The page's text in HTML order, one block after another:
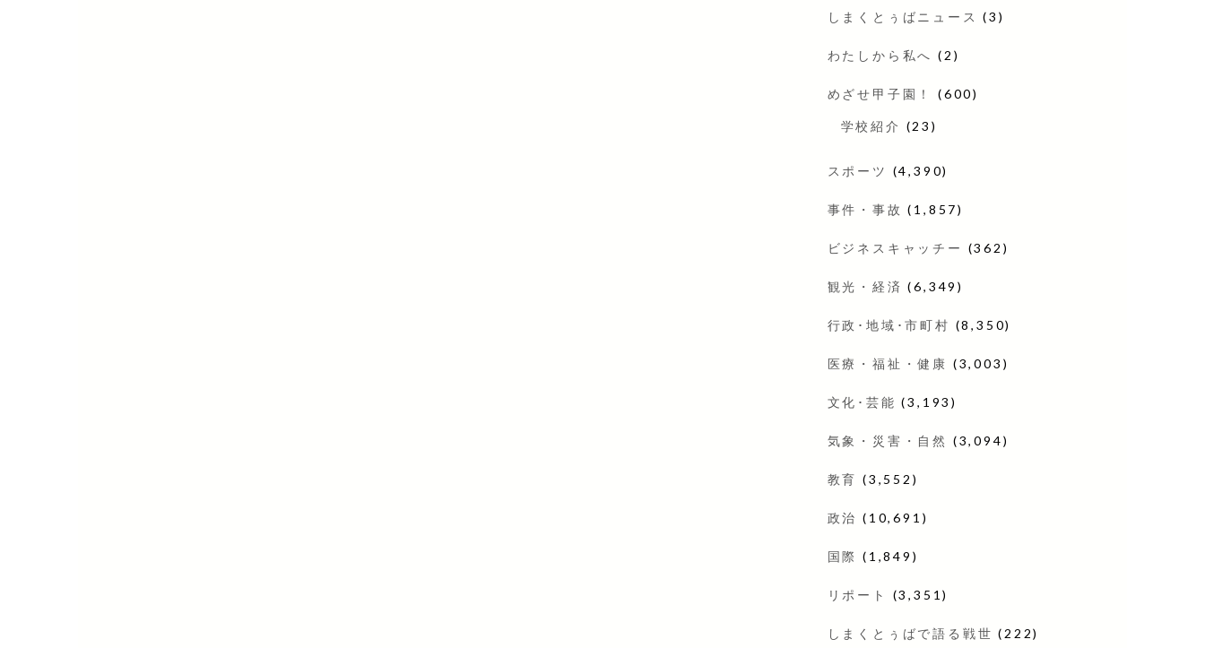
しまくとぅばニュース (3)
わたしから私へ (2)
めざせ甲子園！ (600)
学校紹介 (23)
スポーツ (4,390)
事件・事故 (1,857)
ビジネスキャッチー (362)
観光・経済 (6,349)
行政･地域･市町村 (8,350)
医療・福祉・健康 (3,003)
文化･芸能 (3,193)
気象・災害・自然 (3,094)
教育 (3,552)
政治 (10,691)
国際 (1,849)
リポート (3,351)
しまくとぅばで語る戦世 (222)